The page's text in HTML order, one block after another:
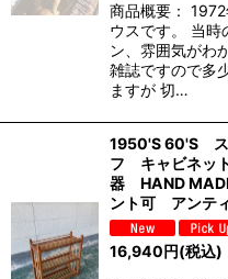
商品概要：
ウスです。 当時
ン、雰囲気がわ
雑誌ですので多
ますが 切…
1950'S 60'S ス
フ キャビネッ
器 HAND
ント可 アンテ
16,940円(税込)